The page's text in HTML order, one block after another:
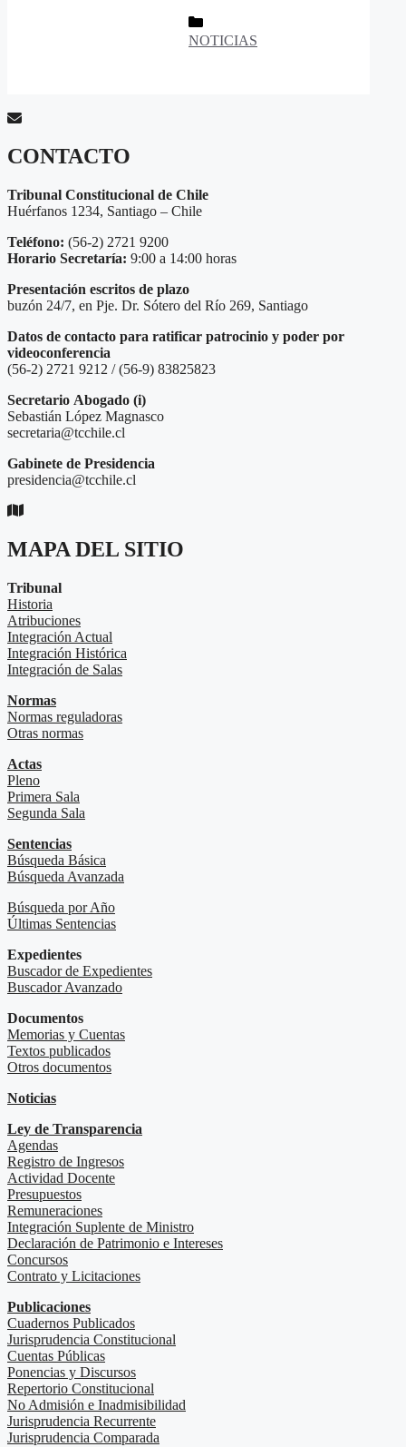
Categorías
NOTICIAS
CONTACTO
Tribunal Constitucional de Chile
Huérfanos 1234, Santiago – Chile
Teléfono: (56-2) 2721 9200
Horario Secretaría: 9:00 a 14:00 horas
Presentación escritos de plazo
buzón 24/7, en Pje. Dr. Sótero del Río 269, Santiago
Datos de contacto para ratificar patrocinio y poder por
videoconferencia
(56-2) 2721 9212 / (56-9) 83825823
Secretario Abogado (i)
Sebastián López Magnasco
secretaria@tcchile.cl
Gabinete de Presidencia
presidencia@tcchile.cl
MAPA DEL SITIO
Tribunal
Historia
Atribuciones
Integración Actual
Integración Histórica
Integración de Salas
Normas
Normas reguladoras
Otras normas
Actas
Pleno
Primera Sala
Segunda Sala
Sentencias
Búsqueda Básica
Búsqueda Avanzada
Búsqueda por Año
Últimas Sentencias
Expedientes
Buscador de Expedientes
Buscador Avanzado
Documentos
Memorias y Cuentas
Textos publicados
Otros documentos
Noticias
Ley de Transparencia
Agendas
Registro de Ingresos
Actividad Docente
Presupuestos
Remuneraciones
Integración Suplente de Ministro
Declaración de Patrimonio e Intereses
Concursos
Contrato y Licitaciones
Publicaciones
Cuadernos Publicados
Jurisprudencia Constitucional
Cuentas Públicas
Ponencias y Discursos
Repertorio Constitucional
No Admisión e Inadmisibilidad
Jurisprudencia Recurrente
Jurisprudencia Comparada